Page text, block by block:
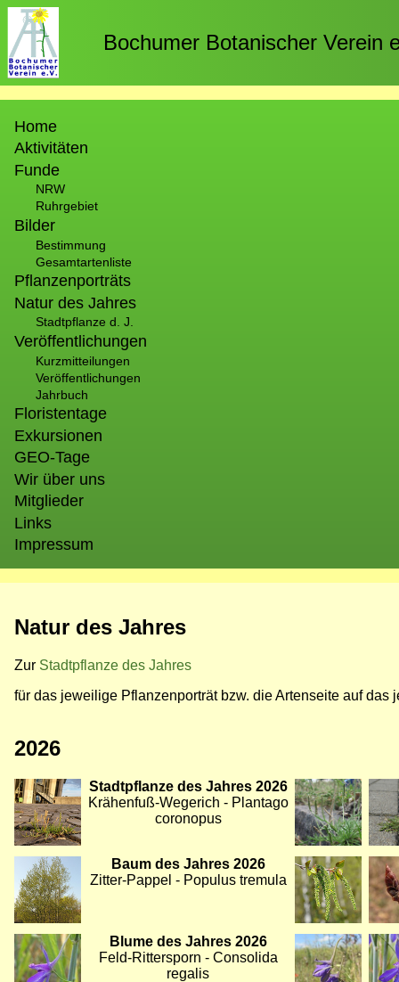
Direkt
zum
Inhalt
Bochumer Botanischer Verein
Home
Aktivitäten
Funde
NRW
Ruhrgebiet
Bilder
Bestimmung
Gesamtartenliste
Pflanzenporträts
Natur des Jahres
Stadtpflanze d. J.
Veröffentlichungen
Kurzmitteilungen
Veröffentlichungen
Jahrbuch
Floristentage
Exkursionen
GEO-Tage
Wir über uns
Mitglieder
Links
Impressum
Natur des Jahres
Zur Stadtpflanze des Jahres
für das jeweilige Pflanzenporträt bzw. die Artenseite auf
2026
Bild
Stadtpflanze des Jahres 2026
Krähenfuß-Wegerich - Plantago
coronopus
Bild Bild
Bild
Baum des Jahres 2026
Zitter-Pappel - Populus tremula
Bild Bild
Bild
Blume des Jahres 2026
Feld-Rittersporn - Consolida
regalis
Bild Bild